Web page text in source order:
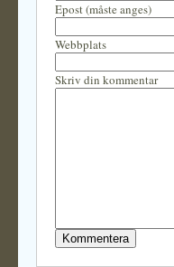
Epost (måste anges)
Webbplats
Skriv din kommentar